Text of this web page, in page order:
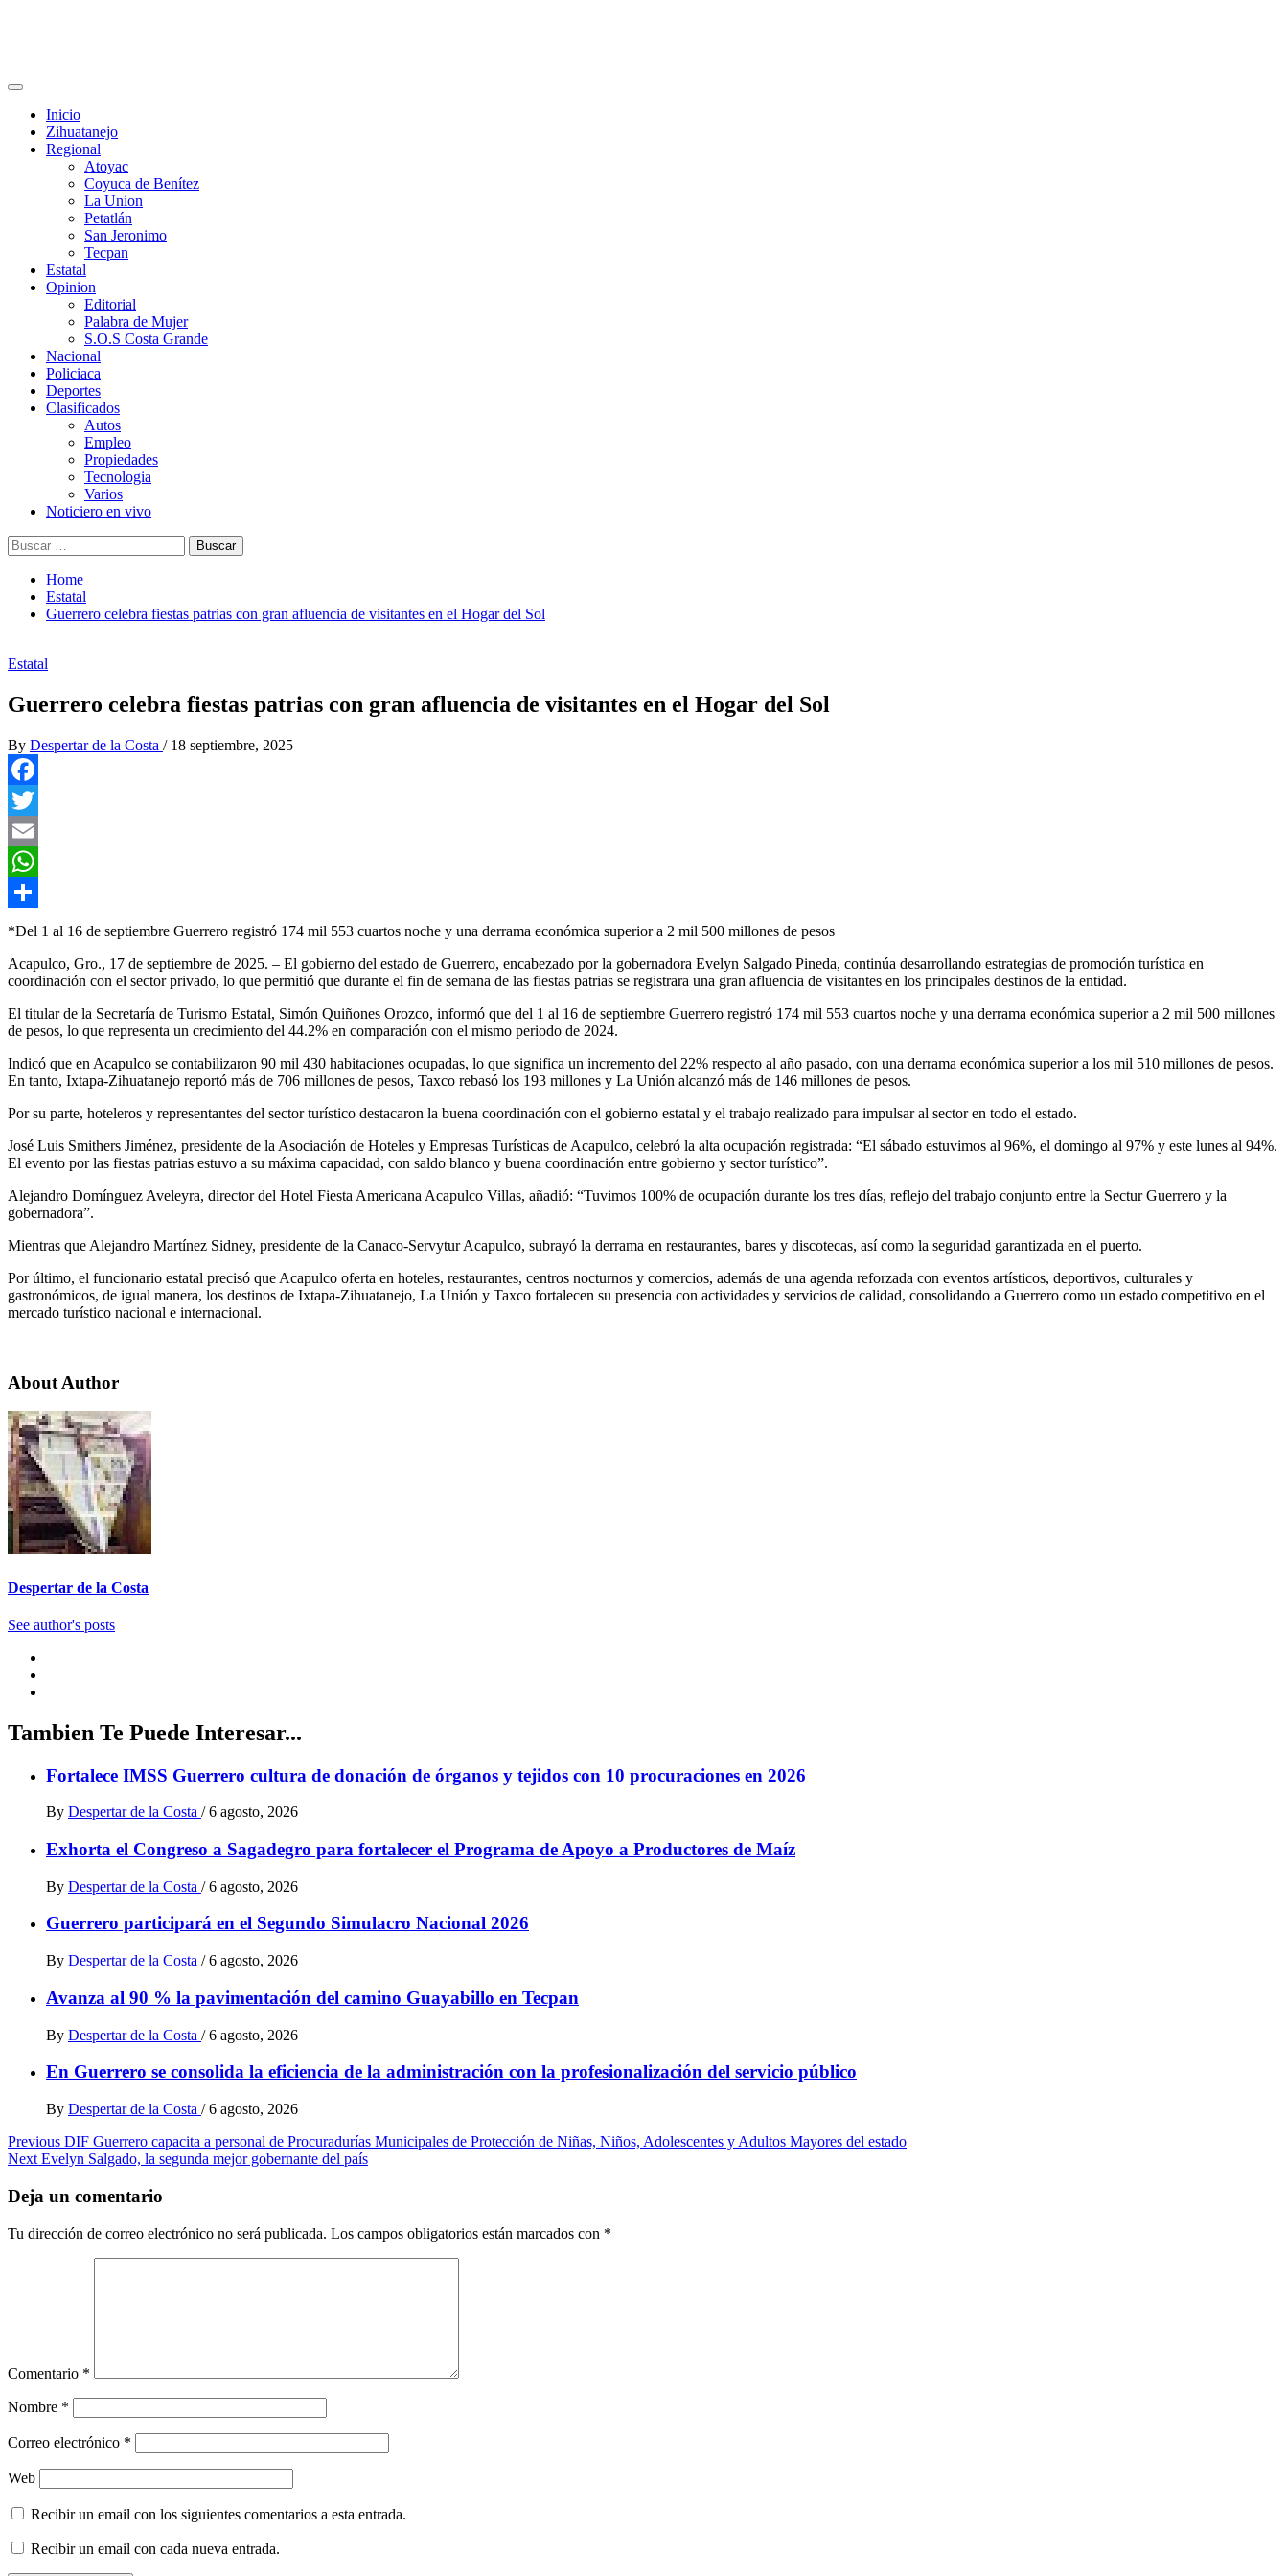
Primary
Inicio
Zihuatanejo
Regional
Atoyac
Coyuca de Benítez
La Union
Petatlán
San Jeronimo
Tecpan
Estatal
Opinion
Editorial
Palabra de Mujer
S.O.S Costa Grande
Nacional
Policiaca
Deportes
Clasificados
Autos
Empleo
Propiedades
Tecnologia
Varios
Noticiero en vivo
Buscar:
Home
Estatal
Guerrero celebra fiestas patrias con gran afluencia de visitantes en el Hogar del Sol
Estatal
Guerrero celebra fiestas patrias con gran afluencia de visitantes en el Hogar del Sol
By Despertar de la Costa / 18 septiembre, 2025
Facebook
Twitter
Email
WhatsApp
Compartir
*Del 1 al 16 de septiembre Guerrero registró 174 mil 553 cuartos noche y una derrama económica superior a 2 mil 500 millones de pesos
Acapulco, Gro., 17 de septiembre de 2025. – El gobierno del estado de Guerrero, encabezado por la gobernadora Evelyn Salgado Pineda, continúa desarrollando estrategias de promoción turística en
coordinación con el sector privado, lo que permitió que durante el fin de semana de las fiestas patrias se registrara una gran afluencia de visitantes en los principales destinos de la entidad.
El titular de la Secretaría de Turismo Estatal, Simón Quiñones Orozco, informó que del 1 al 16 de septiembre Guerrero registró 174 mil 553 cuartos noche y una derrama económica superior a 2 mil 500 millones
de pesos, lo que representa un crecimiento del 44.2% en comparación con el mismo periodo de 2024.
Indicó que en Acapulco se contabilizaron 90 mil 430 habitaciones ocupadas, lo que significa un incremento del 22% respecto al año pasado, con una derrama económica superior a los mil 510 millones de pesos.
En tanto, Ixtapa-Zihuatanejo reportó más de 706 millones de pesos, Taxco rebasó los 193 millones y La Unión alcanzó más de 146 millones de pesos.
Por su parte, hoteleros y representantes del sector turístico destacaron la buena coordinación con el gobierno estatal y el trabajo realizado para impulsar al sector en todo el estado.
José Luis Smithers Jiménez, presidente de la Asociación de Hoteles y Empresas Turísticas de Acapulco, celebró la alta ocupación registrada: “El sábado estuvimos al 96%, el domingo al 97% y este lunes al 94%.
El evento por las fiestas patrias estuvo a su máxima capacidad, con saldo blanco y buena coordinación entre gobierno y sector turístico”.
Alejandro Domínguez Aveleyra, director del Hotel Fiesta Americana Acapulco Villas, añadió: “Tuvimos 100% de ocupación durante los tres días, reflejo del trabajo conjunto entre la Sectur Guerrero y la
gobernadora”.
Mientras que Alejandro Martínez Sidney, presidente de la Canaco-Servytur Acapulco, subrayó la derrama en restaurantes, bares y discotecas, así como la seguridad garantizada en el puerto.
Por último, el funcionario estatal precisó que Acapulco oferta en hoteles, restaurantes, centros nocturnos y comercios, además de una agenda reforzada con eventos artísticos, deportivos, culturales y
gastronómicos, de igual manera, los destinos de Ixtapa-Zihuatanejo, La Unión y Taxco fortalecen su presencia con actividades y servicios de calidad, consolidando a Guerrero como un estado competitivo en el
mercado turístico nacional e internacional.
About Author
Despertar de la Costa
See author's posts
Tambien Te Puede Interesar...
Fortalece IMSS Guerrero cultura de donación de órganos y tejidos con 10 procuraciones en 2026
By Despertar de la Costa / 6 agosto, 2026
Exhorta el Congreso a Sagadegro para fortalecer el Programa de Apoyo a Productores de Maíz
By Despertar de la Costa / 6 agosto, 2026
Guerrero participará en el Segundo Simulacro Nacional 2026
By Despertar de la Costa / 6 agosto, 2026
Avanza al 90 % la pavimentación del camino Guayabillo en Tecpan
By Despertar de la Costa / 6 agosto, 2026
En Guerrero se consolida la eficiencia de la administración con la profesionalización del servicio público
By Despertar de la Costa / 6 agosto, 2026
Post
navigation
Previous DIF Guerrero capacita a personal de Procuradurías Municipales de Protección de Niñas, Niños, Adolescentes y Adultos Mayores del estado
Next Evelyn Salgado, la segunda mejor gobernante del país
Deja un comentario
Tu dirección de correo electrónico no será publicada. Los campos obligatorios están marcados con *
Comentario *
Nombre *
Correo electrónico *
Web
Recibir un email con los siguientes comentarios a esta entrada.
Recibir un email con cada nueva entrada.